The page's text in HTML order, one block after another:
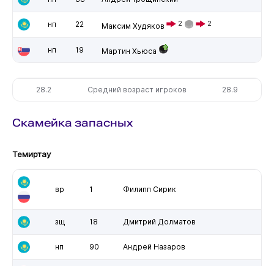
нп 22 Максим Худяков 2 2
нп 19 Мартин Хьюса
28.2 Средний возраст игроков 28.9
Скамейка запасных
Темиртау
вр 1 Филипп Сирик
зщ 18 Дмитрий Долматов
нп 90 Андрей Назаров